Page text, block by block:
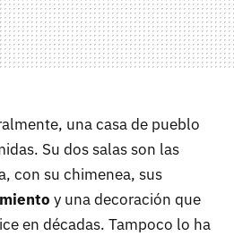
una casa de pueblo
Su dos salas son las
con su chimenea, sus
y una decoración que
en décadas. Tampoco lo ha